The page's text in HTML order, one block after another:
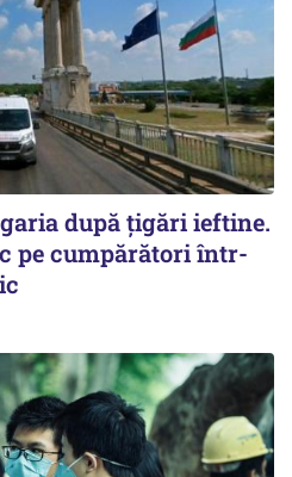
după țigări ieftine.
pe cumpărători într-